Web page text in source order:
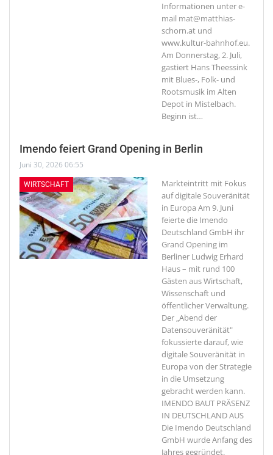
Informationen unter e-
mail mat@matthias-
schorn.at und
www.kultur-bahnhof.eu.
Am Donnerstag, 2. Juli,
gastiert Hans Theessink
mit Blues-, Folk- und
Rootsmusik im Alten
Depot in Mistelbach.
Beginn ist…
Imendo feiert Grand Opening in Berlin
Juni 30, 2026 06:55
WIRTSCHAFT
Markteintritt mit Fokus
auf digitale Souveränität
in Europa Am 9. Juni
feierte die Imendo
Deutschland GmbH ihr
Grand Opening im
Berliner Ludwig Erhard
Haus – mit rund 100
Gästen aus Wirtschaft,
Wissenschaft und
öffentlicher Verwaltung.
Der „Abend der
Datensouveränität"
fokussierte darauf, wie
digitale Souveränität in
Europa von der Strategie
in die Umsetzung
gebracht werden kann.
IMENDO BAUT PRÄSENZ
IN DEUTSCHLAND AUS
Die Imendo Deutschland
GmbH wurde Anfang des
Jahres gegründet.